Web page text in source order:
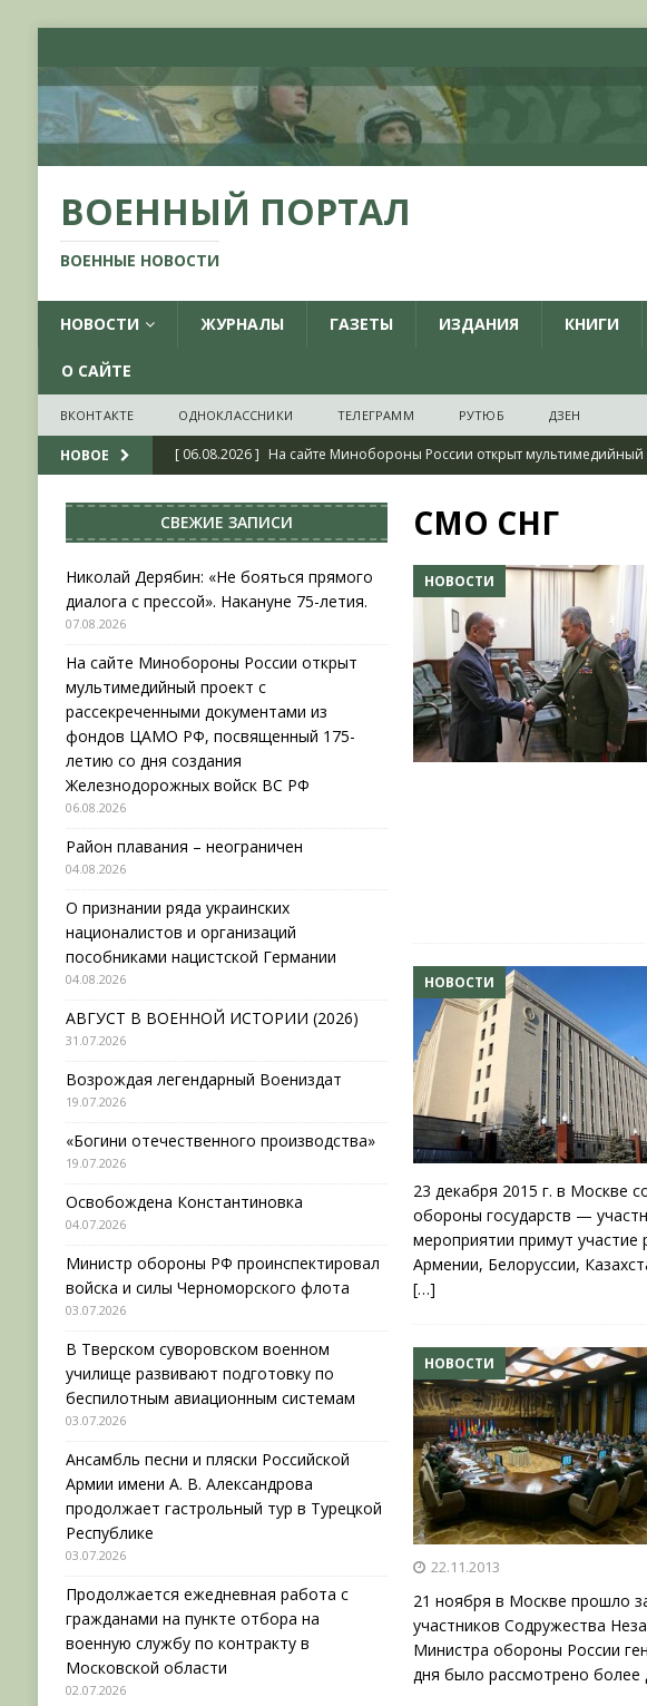
ВОЕННЫЙ ПОРТАЛ
ВОЕННЫЕ НОВОСТИ
НОВОСТИ ЖУРНАЛЫ ГАЗЕТЫ ИЗДАНИЯ КНИГИ
О САЙТЕ
ВКОНТАКТЕ ОДНОКЛАССНИКИ ТЕЛЕГРАММ РУТЮБ ДЗЕН
НОВОЕ [ 06.08.2026 ] На сайте Минобороны России открыт
[ 04.08.2026 ] Район плавания – неограничен
КРАСНАЯ ЗВЕЗДА
[ 04.08.2026 ]
О признании ряда украинских националистов и
НОВОСТИ
[ 31.07.2026 ] АВГУСТ В ВОЕННОЙ ИСТОРИИ (2026)
ВОЕННО-
[ 07.08.2026 ]
Николай Дерябин: «Не бояться прямого диалога с
СМО СНГ
НОВОСТИ
НОВОСТИ
23 декабря 2015 г. в Москве
обороны государств —
мероприятии примут
Армении, Белоруссии,
[…]
НОВОСТИ
22.11.2013
21 ноября в Москве прошло
участников Содружества
Министра обороны России
дня было рассмотрено более
СВЕЖИЕ ЗАПИСИ
Николай Дерябин: «Не бояться прямого
диалога с прессой». Накануне 75-летия.
07.08.2026
На сайте Минобороны России открыт
мультимедийный проект с
рассекреченными документами из
фондов ЦАМО РФ, посвященный 175-
летию со дня создания
Железнодорожных войск ВС РФ
06.08.2026
Район плавания – неограничен
04.08.2026
О признании ряда украинских
националистов и организаций
пособниками нацистской Германии
04.08.2026
АВГУСТ В ВОЕННОЙ ИСТОРИИ (2026)
31.07.2026
Возрождая легендарный Воениздат
19.07.2026
«Богини отечественного производства»
19.07.2026
Освобождена Константиновка
04.07.2026
Министр обороны РФ проинспектировал
войска и силы Черноморского флота
03.07.2026
В Тверском суворовском военном
училище развивают подготовку по
беспилотным авиационным системам
03.07.2026
Ансамбль песни и пляски Российской
Армии имени А. В. Александрова
продолжает гастрольный тур в Турецкой
Республике
03.07.2026
Продолжается ежедневная работа с
гражданами на пункте отбора на
военную службу по контракту в
Московской области
02.07.2026